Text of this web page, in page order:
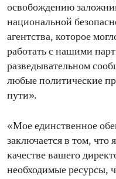
освобождению
национальной
агентства, которое
работать с нашими
разведывательном
любые политические
пути».
«Мое единственное
заключается в том, что
качестве вашего
необходимые ресурсы,